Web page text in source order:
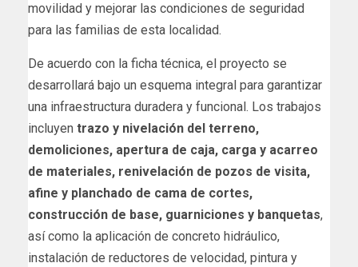
movilidad y mejorar las condiciones de seguridad
para las familias de esta localidad.
De acuerdo con la ficha técnica, el proyecto se
desarrollará bajo un esquema integral para garantizar
una infraestructura duradera y funcional. Los trabajos
incluyen trazo y nivelación del terreno,
demoliciones, apertura de caja, carga y acarreo
de materiales, renivelación de pozos de visita,
afine y planchado de cama de cortes,
construcción de base, guarniciones y banquetas,
así como la aplicación de concreto hidráulico,
instalación de reductores de velocidad, pintura y